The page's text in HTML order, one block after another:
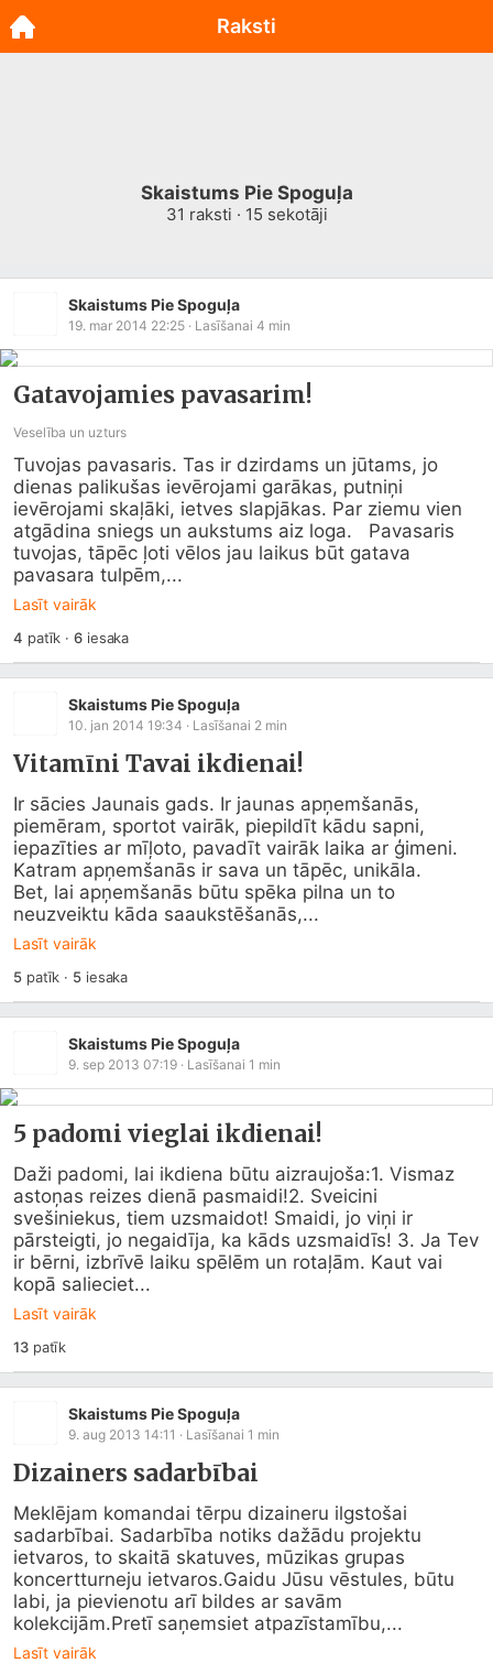
Skaistums Pie Spoguļa
31 raksti · 15 sekotāji
Skaistums Pie Spoguļa
19. mar 2014 22:25 · Lasīšanai 4 min
Gatavojamies pavasarim!
Veselība un uzturs
Tuvojas pavasaris. Tas ir dzirdams un jūtams, jo
dienas palikušas ievērojami garākas, putniņi
ievērojami skaļāki, ietves slapjākas. Par ziemu vien
atgādina sniegs un aukstums aiz loga.   Pavasaris
tuvojas, tāpēc ļoti vēlos jau laikus būt gatava
pavasara tulpēm,...
Lasīt vairāk
4 patīk ·6iesaka
Skaistums Pie Spoguļa
10. jan 2014 19:34 · Lasīšanai 2 min
Vitamīni Tavai ikdienai!
Ir sācies Jaunais gads. Ir jaunas apņemšanās,
piemēram, sportot vairāk, piepildīt kādu sapni,
iepazīties ar mīļoto, pavadīt vairāk laika ar ģimeni.
Katram apņemšanās ir sava un tāpēc, unikāla.
Bet, lai apņemšanās būtu spēka pilna un to
neuzveiktu kāda saaukstēšanās,...
Lasīt vairāk
5patīk · 5iesaka
Skaistums Pie Spoguļa
9. sep 2013 07:19 · Lasīšanai 1 min
5 padomi vieglai ikdienai!
Daži padomi, lai ikdiena būtu aizraujoša:1. Vismaz
astoņas reizes dienā pasmaidi!2. Sveicini
svešiniekus, tiem uzsmaidot! Smaidi, jo viņi ir
pārsteigti, jo negaidīja, ka kāds uzsmaidīs! 3. Ja Tev
ir bērni, izbrīvē laiku spēlēm un rotaļām. Kaut vai
kopā salieciet...
Lasīt vairāk
13patīk
Skaistums Pie Spoguļa
9. aug 2013 14:11 · Lasīšanai 1 min
Dizainers sadarbībai
Meklējam komandai tērpu dizaineru ilgstošai
sadarbībai. Sadarbība notiks dažādu projektu
ietvaros, to skaitā skatuves, mūzikas grupas
koncertturneju ietvaros.Gaidu Jūsu vēstules, būtu
labi, ja pievienotu arī bildes ar savām
kolekcijām.Pretī saņemsiet atpazīstamību,...
Lasīt vairāk
Raksti